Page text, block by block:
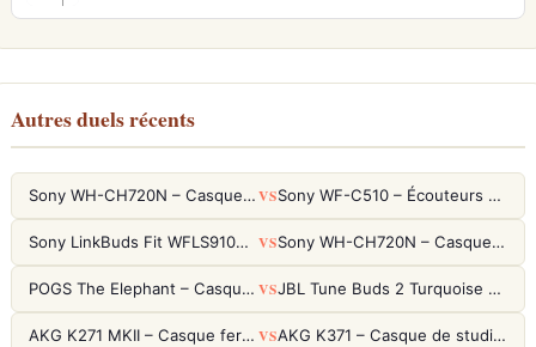
Autres duels récents
Sony WH-CH720N – Casque ANC 35h, Ultra-léger (192g) avec Processeur V1 VS Sony WF-C510 – Écouteurs True Wireless compacts, autonomie 22h et multipoint
Sony LinkBuds Fit WFLS910NW Blanc – Écouteurs Sport Ailes ANC VS Sony WH-CH720N – Casque ANC 35h, Ultra-léger (192g) avec Processeur V1
POGS The Elephant – Casque Filaire Enfants 85dB POGS-Safe™ (Éco-Responsable) VS JBL Tune Buds 2 Turquoise – Écouteurs True Wireless avec ANC et autonomie 48h
AKG K271 MKII – Casque fermé studio fiable pour une écoute neutre VS AKG K371 – Casque de studio fermé 50mm titane, réponse 5Hz-50kHz